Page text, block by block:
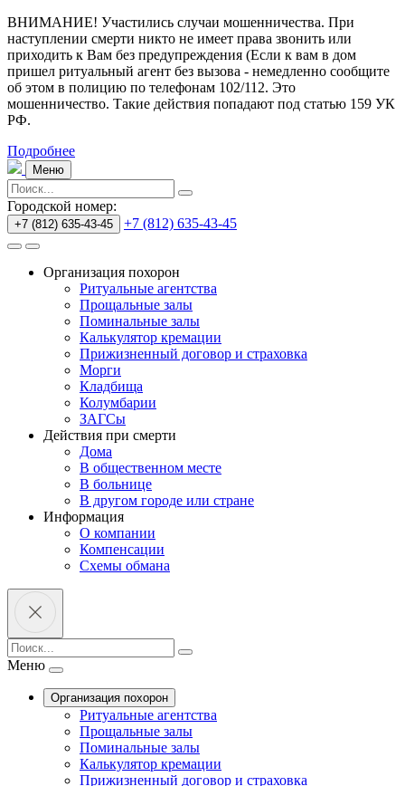
ВНИМАНИЕ! Участились случаи мошенничества. При
наступлении смерти никто не имеет права звонить или
приходить к Вам без предупреждения (Если к вам в дом
пришел ритуальный агент без вызова - немедленно сообщите
об этом в полицию по телефонам 102/112. Это
мошенничество. Такие действия попадают под статью 159 УК
РФ.
Подробнее
Меню
Городской номер:
+7 (812) 635-43-45 +7 (812) 635-43-45
Организация похорон
Ритуальные агентства
Прощальные залы
Поминальные залы
Калькулятор кремации
Прижизненный договор и страховка
Морги
Кладбища
Колумбарии
ЗАГСы
Действия при смерти
Дома
В общественном месте
В больнице
В другом городе или стране
Информация
О компании
Компенсации
Схемы обмана
Меню
Организация похорон
Ритуальные агентства
Прощальные залы
Поминальные залы
Калькулятор кремации
Прижизненный договор и страховка